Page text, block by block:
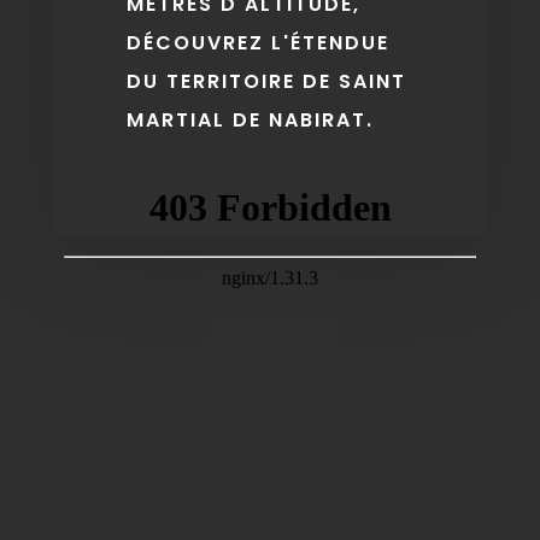
DÉCOUVREZ L'ÉTENDUE
DU TERRITOIRE DE SAINT
MARTIAL DE NABIRAT.